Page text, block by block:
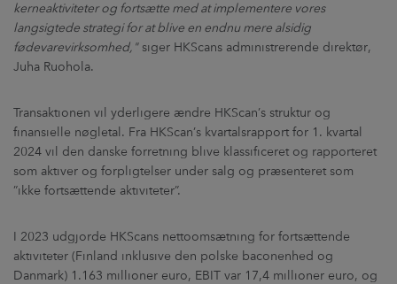
kerneaktiviteter og fortsætte med at implementere vores
langsigtede strategi for at blive en endnu mere alsidig
fødevarevirksomhed,"siger HKScans administrerende direktør,
Juha Ruohola.
Transaktionen vil yderligere ændre HKScan’s struktur og
finansielle nøgletal. Fra HKScan’s kvartalsrapport for 1. kvartal
2024 vil den danske forretning blive klassificeret og rapporteret
som aktiver og forpligtelser under salg og præsenteret som
”ikke fortsættende aktiviteter”.
I 2023 udgjorde HKScans nettoomsætning for fortsættende
aktiviteter (Finland inklusive den polske baconenhed og
Danmark) 1.163 millioner euro, EBIT var 17,4 millioner euro, og